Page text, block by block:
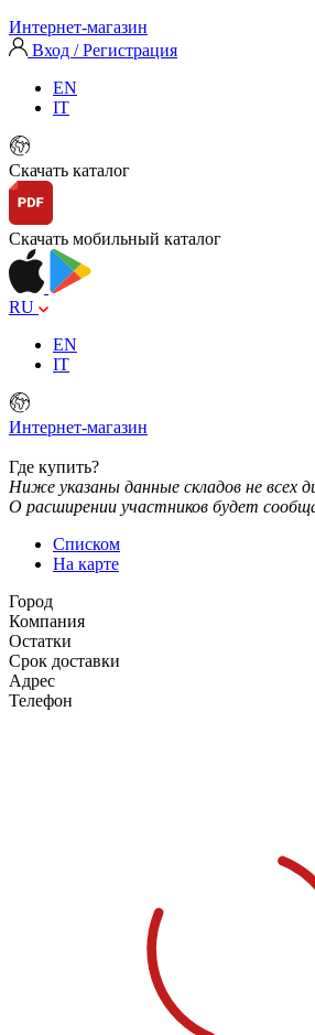
Интернет-магазин
Вход / Регистрация
EN
IT
Скачать каталог
Скачать мобильный каталог
RU
EN
IT
Интернет-магазин
Где купить?
Ниже указаны данные складов не всех
О расширении участников будет
Списком
На карте
Город
Компания
Остатки
Срок доставки
Адрес
Телефон